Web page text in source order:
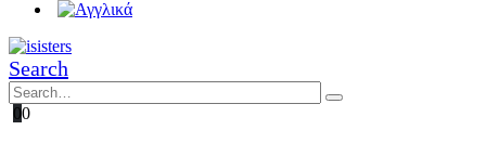
Search
00